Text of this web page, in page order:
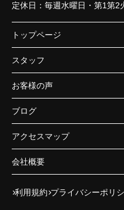
定休日： 毎週水曜日・第1第2
トップページ
スタッフ
お客様の声
ブログ
アクセスマップ
会社概要
利用規約 プライバシーポリ